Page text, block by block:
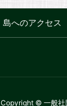
島へのアクセス
Copyright © 一般社